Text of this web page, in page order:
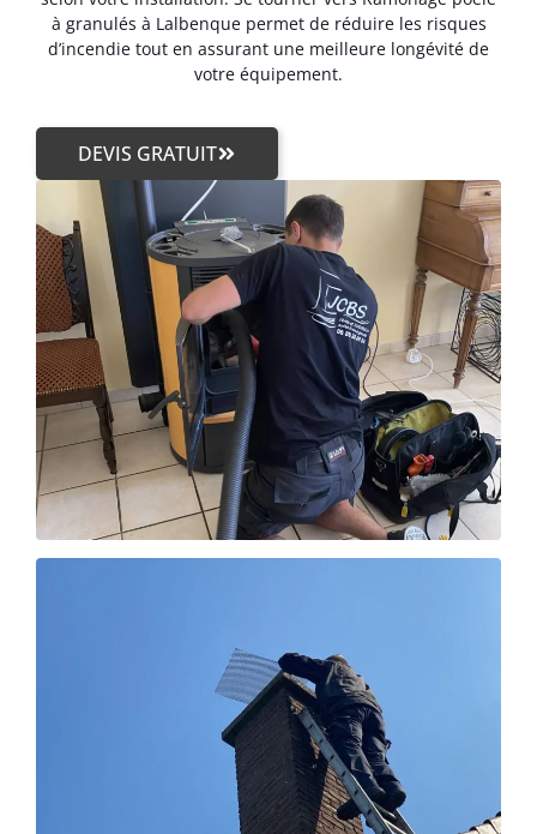
à granulés à Lalbenque permet de réduire les risques
d’incendie tout en assurant une meilleure longévité de
votre équipement.
DEVIS GRATUIT